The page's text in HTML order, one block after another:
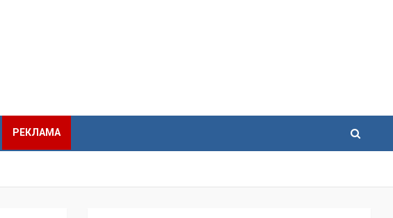
РЕКЛАМА